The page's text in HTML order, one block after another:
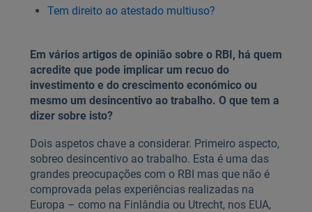
Tem direito ao atestado multiuso?
Em vários artigos de opinião sobre o RBI, há quem
acredite que pode implicar um recuo do
investimento e do crescimento económico ou
mesmo um desincentivo ao trabalho. O que tem a
dizer sobre isto?
Dois aspetos chave a considerar. Primeiro aspecto,
sobreo desincentivo ao trabalho. Esta é uma das
grandes preocupações com o RBI mas que não é
comprovada pelas experiências realizadas na
Europa – como na Finlândia ou Utrecht, nos EUA,